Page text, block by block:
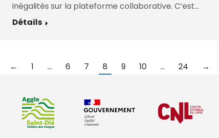
inégalités sur la plateforme collaborative. C’est…
Détails
← 1 … 6 7 8 9 10 … 24 →